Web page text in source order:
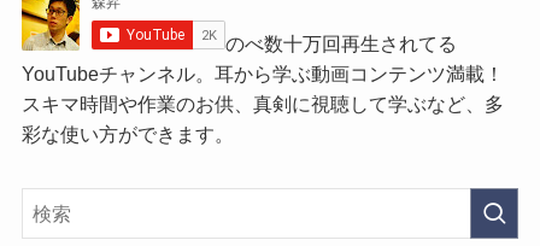
のべ数十万回再生されてる
YouTubeチャンネル。耳から学ぶ動画コンテンツ満載！
スキマ時間や作業のお供、真剣に視聴して学ぶなど、多
彩な使い方ができます。